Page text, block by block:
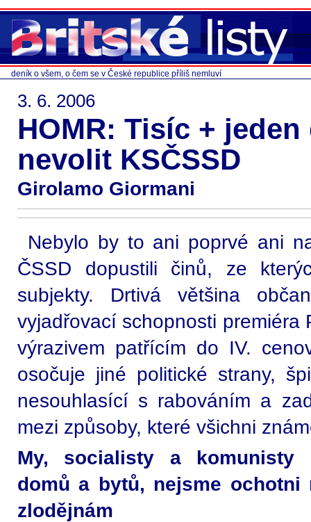
deník o všem, o čem se v České republice příliš nemluví
3. 6. 2006
HOMR: Tisíc +
nevolit KSČSSD
Girolamo Giormani
Nebylo by to ani poprvé ani
ČSSD dopustili činů, ze
subjekty. Drtivá většina
vyjadřovací schopnosti
výrazivem patřícím do IV.
osočuje jiné politické strany,
nesouhlasící s rabováním a
mezi způsoby, které všichni
My, socialisty a komunisty
domů a bytů, nejsme ochotni
zlodějnám